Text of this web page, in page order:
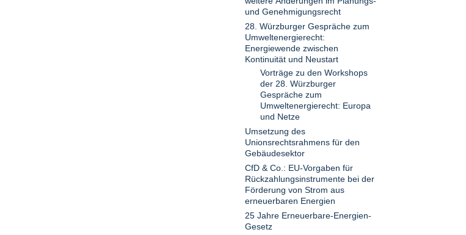
und Genehmigungsrecht
28. Würzburger Gespräche zum
Umweltenergierecht:
Energiewende zwischen
Kontinuität und Neustart
Vorträge zu den Workshops
der 28. Würzburger
Gespräche zum
Umweltenergierecht: Europa
und Netze
Umsetzung des
Unionsrechtsrahmens für den
Gebäudesektor
CfD & Co.: EU-Vorgaben für
Rückzahlungsinstrumente bei der
Förderung von Strom aus
erneuerbaren Energien
25 Jahre Erneuerbare-Energien-
Gesetz